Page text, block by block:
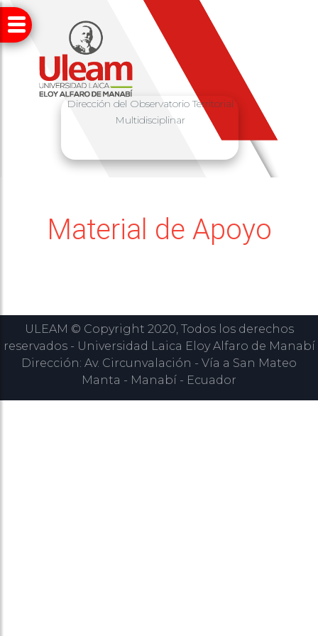
Dirección del Observatorio Territorial
Multidisciplinar
Material de Apoyo
ULEAM © Copyright 2020, Todos los derechos
reservados - Universidad Laica Eloy Alfaro de Manabí
Dirección: Av. Circunvalación - Vía a San Mateo
Manta - Manabí - Ecuador